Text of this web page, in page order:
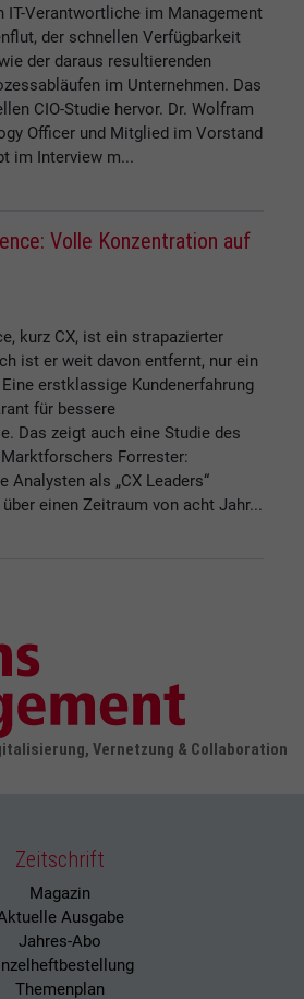
IT-Verantwortliche im Management
der schnellen Verfügbarkeit
der daraus resultierenden
im Unternehmen. Das
CIO-Studie hervor. Dr. Wolfram
Officer und Mitglied im Vorstand
im Interview m...
Volle Konzentration auf
kurz CX, ist ein strapazierter
ist er weit davon entfernt, nur ein
erstklassige Kundenerfahrung
für bessere
Das zeigt auch eine Studie des
Forrester:
Analysten als „CX Leaders“
einen Zeitraum von acht Jahr...
Vernetzung & Collaboration
Zeitschrift
Magazin
Ausgabe
Jahres-Abo
Themenplan